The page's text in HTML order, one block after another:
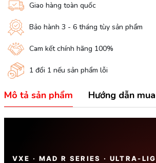
Giao hàng toàn quốc
Bảo hành 3 - 6 tháng tùy sản phẩm
Cam kết chính hãng 100%
1 đổi 1 nếu sản phẩm lỗi
Mô tả sản phẩm Hướng dẫn
VXE · MAD R SERIES · ULTRA-